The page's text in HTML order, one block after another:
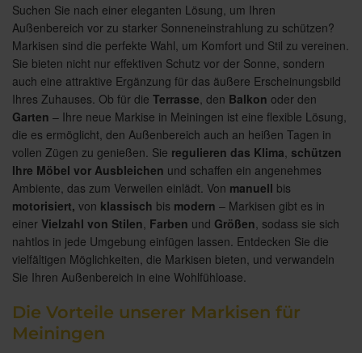
Suchen Sie nach einer eleganten Lösung, um Ihren
Außenbereich vor zu starker Sonneneinstrahlung zu schützen?
Markisen sind die perfekte Wahl, um Komfort und Stil zu vereinen.
Sie bieten nicht nur effektiven Schutz vor der Sonne, sondern
auch eine attraktive Ergänzung für das äußere Erscheinungsbild
Ihres Zuhauses. Ob für die Terrasse , den Balkon oder den
Garten – Ihre neue Markise in Meiningen ist eine flexible Lösung,
die es ermöglicht, den Außenbereich auch an heißen Tagen in
vollen Zügen zu genießen. Sie regulieren das Klima schützen
Ihre Möbel vor Ausbleichen und schaffen ein angenehmes
Ambiente, das zum Verweilen einlädt. Von manuell bis
motorisiert, von klassisch bis modern – Markisen gibt es in
einer Vielzahl von Stilen Farben und Größen , sodass sie sich
nahtlos in jede Umgebung einfügen lassen. Entdecken Sie die
vielfältigen Möglichkeiten, die Markisen bieten, und verwandeln
Sie Ihren Außenbereich in eine Wohlfühloase.
Die Vorteile unserer Markisen für
Meiningen